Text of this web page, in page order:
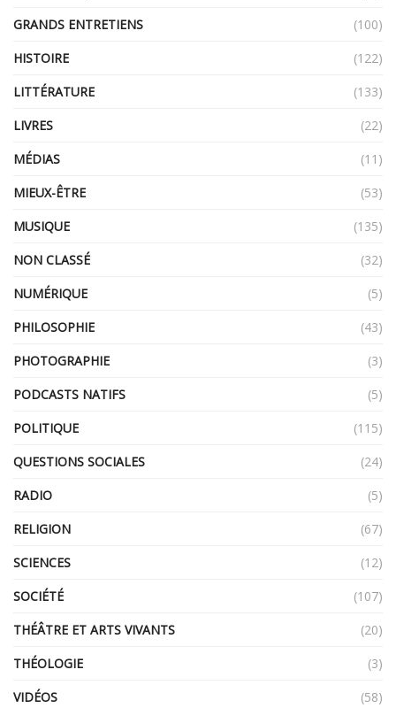
GRANDS ENTRETIENS
(100)
HISTOIRE
(122)
LITTÉRATURE
(133)
LIVRES
(22)
MÉDIAS
(11)
MIEUX-ÊTRE
(53)
MUSIQUE
(135)
NON CLASSÉ
(32)
NUMÉRIQUE
(5)
PHILOSOPHIE
(43)
PHOTOGRAPHIE
(3)
PODCASTS NATIFS
(5)
POLITIQUE
(115)
QUESTIONS SOCIALES
(24)
RADIO
(5)
RELIGION
(67)
SCIENCES
(12)
SOCIÉTÉ
(107)
THÉÂTRE ET ARTS VIVANTS
(20)
THÉOLOGIE
(3)
VIDÉOS
(58)